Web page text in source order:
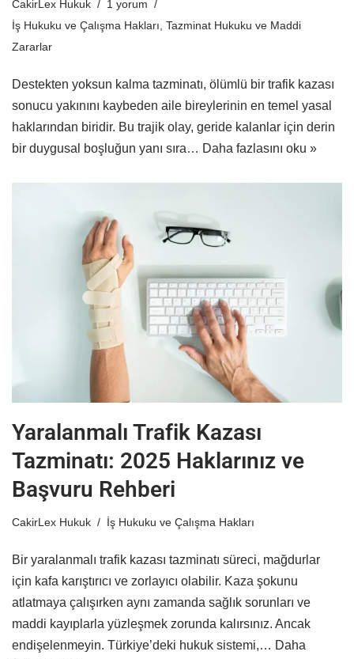
CakirLex Hukuk
1 yorum
İş Hukuku ve Çalışma Hakları Tazminat Hukuku ve Maddi
Zararlar
Destekten yoksun kalma tazminatı, ölümlü bir trafik kazası
sonucu yakınını kaybeden aile bireylerinin en temel yasal
haklarından biridir. Bu trajik olay, geride kalanlar için derin
bir duygusal boşluğun yanı sıra… Daha fazlasını oku »
Yaralanmalı Trafik Kazası
Tazminatı: 2025 Haklarınız ve
Başvuru Rehberi
CakirLex Hukuk İş Hukuku ve Çalışma Hakları
Bir yaralanmalı trafik kazası tazminatı süreci, mağdurlar
için kafa karıştırıcı ve zorlayıcı olabilir. Kaza şokunu
atlatmaya çalışırken aynı zamanda sağlık sorunları ve
maddi kayıplarla yüzleşmek zorunda kalırsınız. Ancak
endişelenmeyin. Türkiye’deki hukuk sistemi,… Daha